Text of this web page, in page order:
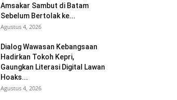
Amsakar Sambut di Batam
Sebelum Bertolak ke...
Agustus 4, 2026
Dialog Wawasan Kebangsaan
Hadirkan Tokoh Kepri,
Gaungkan Literasi Digital Lawan
Hoaks...
Agustus 4, 2026